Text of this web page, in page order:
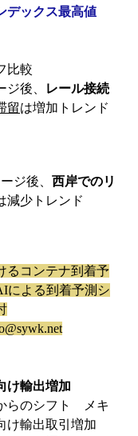
デックス最高値
比較
ジ後、
レール接続
留は増加トレンド
ジ後、
西岸でのリ
減少トレンド
るコンテナ到着予
による到着予測シ
け輸出増加
らのシフト　メキ
け輸出取引増加